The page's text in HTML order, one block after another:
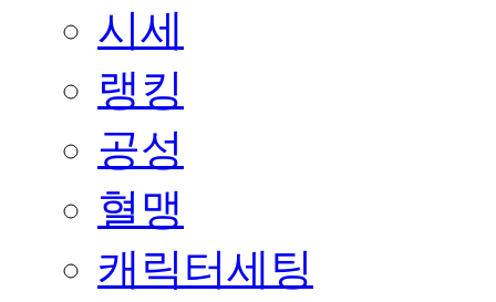
시세
랭킹
공성
혈맹
캐릭터세팅